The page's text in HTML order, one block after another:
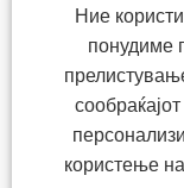
Ние
понудиме
користење